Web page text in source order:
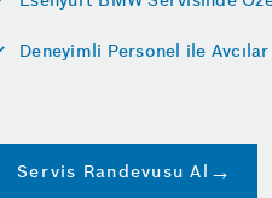
Diğer Hizmetler
Vale
Partikül Temizliği
Deneyimli Personel ile
Servis Randevusu Al